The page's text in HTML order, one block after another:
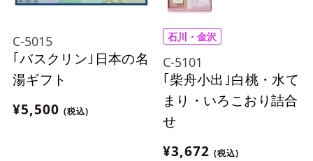
C-5015
｢バスクリン｣日本の名
湯ギフト
¥5,500 (税込)
石川・金沢
C-5101
｢柴舟小出｣白桃・水て
まり・いろこおり詰合
せ
¥3,672 (税込)